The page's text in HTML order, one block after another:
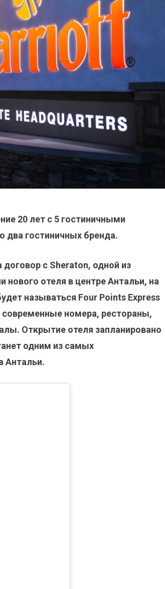
20 лет с 5 гостиничными
два гостиничных бренда.
с Sheraton, одной из
нового отеля в центре Антальи, на
называться Four Points Express
современные номера, рестораны,
Открытие отеля запланировано
одним из самых
Антальи.